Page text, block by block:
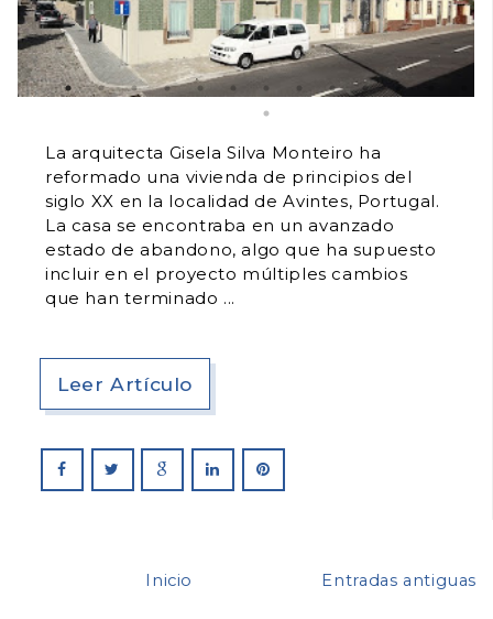
La arquitecta Gisela Silva Monteiro ha
reformado una vivienda de principios del
siglo XX en la localidad de Avintes, Portugal.
La casa se encontraba en un avanzado
estado de abandono, algo que ha supuesto
incluir en el proyecto múltiples cambios
que han terminado
Leer Artículo
Entradas antiguas
Inicio